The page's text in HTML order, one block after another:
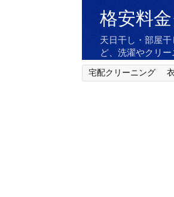
格安料
天日干し・部屋
ど、洗濯やクリ
宅配クリーニング